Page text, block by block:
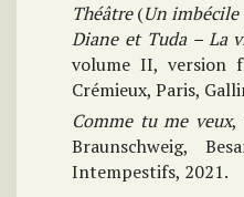
Théâtre(Un imbécile
Diane et Tuda – La
volume II, version
Crémieux, Paris,
Comme tu me veux,
Braunschweig,
Intempestifs, 2021.